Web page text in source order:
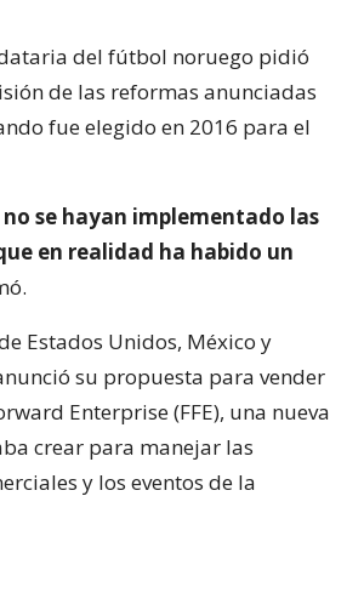
del fútbol noruego pidió
de las reformas anunciadas
fue elegido en 2016 para el
no se hayan implementado las
en realidad ha habido un
Estados Unidos, México y
su propuesta para vender
Enterprise (FFE), una nueva
crear para manejar las
y los eventos de la